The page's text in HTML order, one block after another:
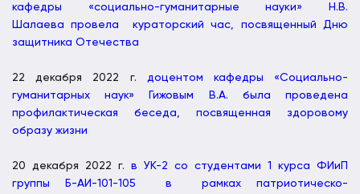
кафедры «социально-гуманитарные науки» Н.В.
Шалаева провела кураторский час, посвященный Дню
защитника Отечества
22 декабря 2022 г. доцентом кафедры «Социально-
гуманитарных наук» Гижовым В.А. была проведена
профилактическая беседа, посвященная здоровому
образу жизни
20 декабря 2022 г. в УК-2 со студентами 1 курса ФИиП
группы Б-АИ-101-105 в рамках патриотическо-